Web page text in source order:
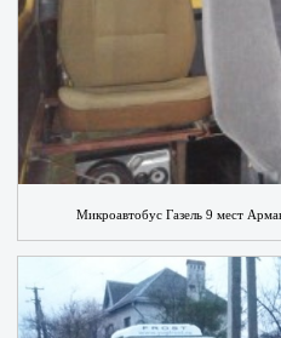
Микроавтобус Газель 9 мест